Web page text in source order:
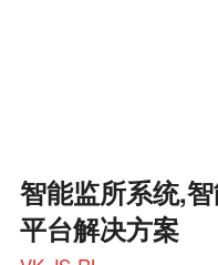
智能监所系统,
平台解决方案